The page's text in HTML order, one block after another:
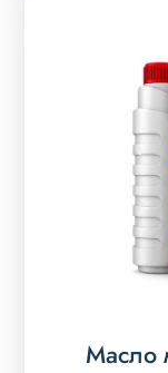
Масло